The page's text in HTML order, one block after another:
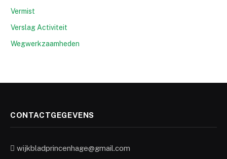
Vermist
Verslag Activiteit
Wegwerkzaamheden
CONTACTGEGEVENS
wijkbladprincenhage@gmail.com